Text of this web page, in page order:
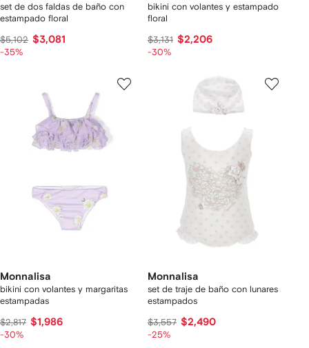
set de dos faldas de baño con
estampado floral
$5,102 $3,081
-35%
bikini con volantes y estampado
floral
$3,131 $2,206
-30%
Monnalisa
bikini con volantes y margaritas
estampadas
$2,817 $1,986
-30%
Monnalisa
set de traje de baño con lunares
estampados
$3,557 $2,490
-25%